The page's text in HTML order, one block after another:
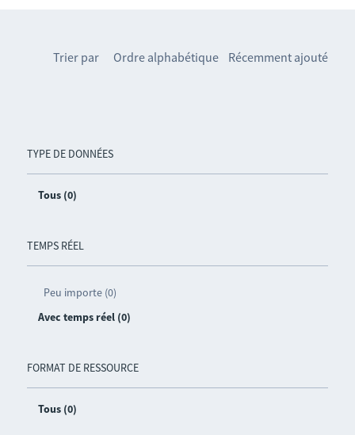
TYPE DE DONNÉES
Tous (0)
TEMPS RÉEL
Peu importe (0)
Avec temps réel (0)
FORMAT DE RESSOURCE
Tous (0)
Trier par Ordre alphabétique Récemment ajouté